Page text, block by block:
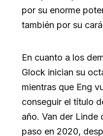
por su enorme
también por su
En cuanto a los
Glock inician su
mientras que Eng
conseguir el título
año. Van der Linde
paso en 2020,